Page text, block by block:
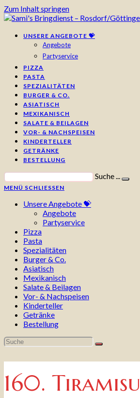
Zum Inhalt springen
UNSERE ANGEBOTE 💝
Angebote
Partyservice
PIZZA
PASTA
SPEZIALITÄTEN
BURGER & CO.
ASIATISCH
MEXIKANISCH
SALATE & BEILAGEN
VOR- & NACHSPEISEN
KINDERTELLER
GETRÄNKE
BESTELLUNG
Suche ...
MENÜ SCHLIESSEN
Unsere Angebote 💝
Angebote
Partyservice
Pizza
Pasta
Spezialitäten
Burger & Co.
Asiatisch
Mexikanisch
Salate & Beilagen
Vor- & Nachspeisen
Kinderteller
Getränke
Bestellung
160. Tiramisu